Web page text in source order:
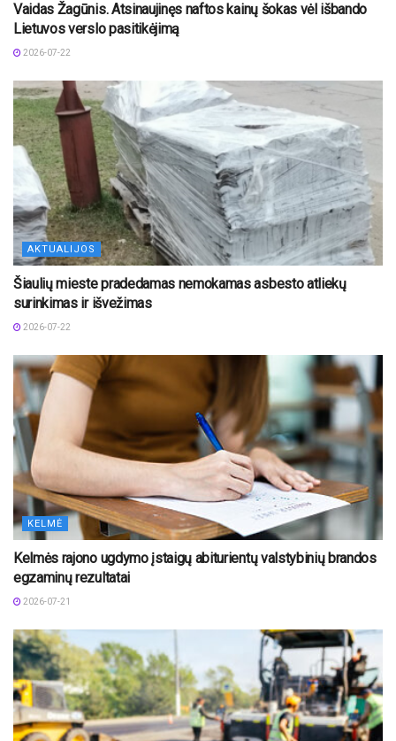
Vaidas Žagūnis. Atsinaujinęs naftos kainų šokas vėl išbando
Lietuvos verslo pasitikėjimą
2026-07-22
AKTUALIJOS
Šiaulių mieste pradedamas nemokamas asbesto atliekų
surinkimas ir išvežimas
2026-07-22
KELMĖ
Kelmės rajono ugdymo įstaigų abiturientų valstybinių brandos
egzaminų rezultatai
2026-07-21